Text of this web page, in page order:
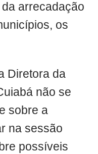
arrecadação
os
Diretora da
não se
sobre a
na sessão
possíveis